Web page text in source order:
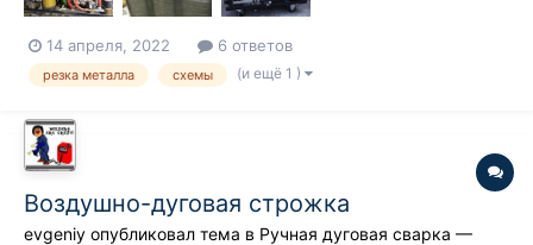
14 апреля, 2022 6 ответов
резка металла схемы (и ещё 1 )
Воздушно-дуговая строжка
evgeniy опубликовал тема в Ручная дуговая сварка —